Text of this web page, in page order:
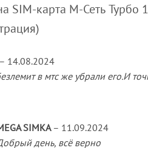
SIM-карта М-Сеть Турбо
– 14.08.2024
в мтс же убрали его.И
SIMKA– 11.09.2024
день, всё верно